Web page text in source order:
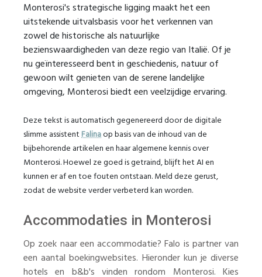
Monterosi's strategische ligging maakt het een
uitstekende uitvalsbasis voor het verkennen van
zowel de historische als natuurlijke
bezienswaardigheden van deze regio van Italië. Of je
nu geïnteresseerd bent in geschiedenis, natuur of
gewoon wilt genieten van de serene landelijke
omgeving, Monterosi biedt een veelzijdige ervaring.
Deze tekst is automatisch gegenereerd door de digitale
slimme assistentFalinaop basis van de inhoud van de
bijbehorende artikelen en haar algemene kennis over
Monterosi. Hoewel ze goed is getraind, blijft het AI en
kunnen er af en toe fouten ontstaan. Meld deze gerust,
zodat de website verder verbeterd kan worden.
Accommodaties in Monterosi
Op zoek naar een accommodatie? Falo is partner van
een aantal boekingwebsites. Hieronder kun je diverse
hotels en b&b's vinden rondom Monterosi. Kies